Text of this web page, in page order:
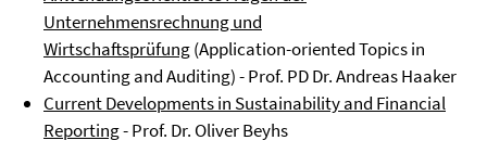
Unternehmensrechnung und
Wirtschaftsprüfung(Application-oriented Topics in
Accounting and Auditing) - Prof. PD Dr. Andreas Haaker
Current Developments in Sustainability and Financial
Reporting- Prof. Dr. Oliver Beyhs